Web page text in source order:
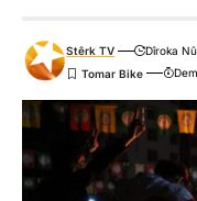
Stêrk TV
Dîroka